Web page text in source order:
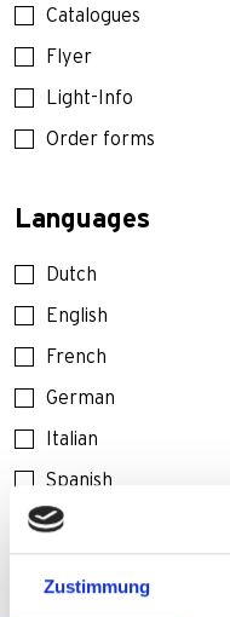
Zustimmung
Catalogues
Flyer
Light-Info
Order forms
Languages
Dutch
English
French
German
Italian
Spanish
Apply filter